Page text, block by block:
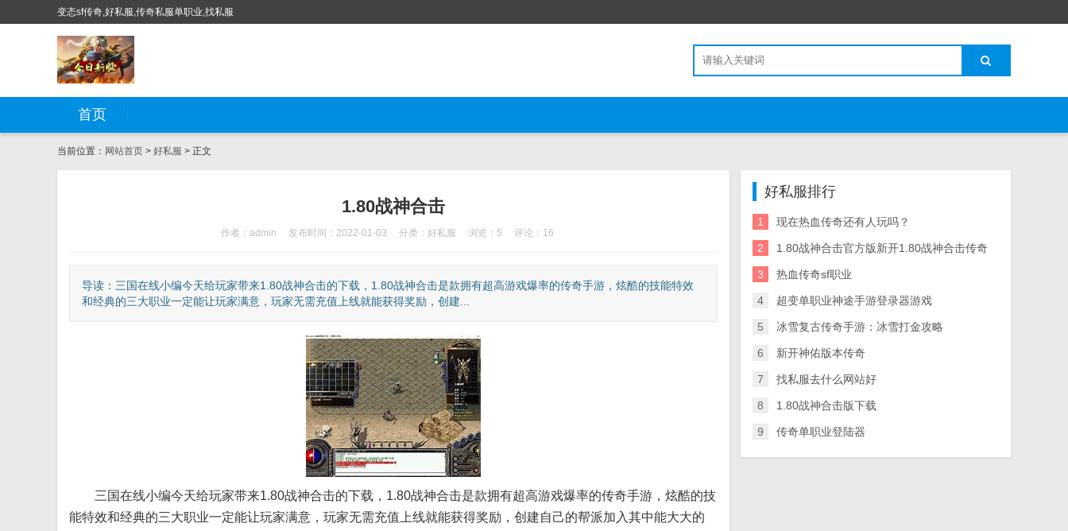
变态sf传奇,好私服,传奇私服单职业,找私服
首页
当前位置： 网站首页 > 好私服 > 正文
1.80战神合击
作者：admin 发布时间：2022-01-03 分类： 好私服 浏览：5 评论：16
导读：三国在线小编今天给玩家带来1.80战神合击的下载，1.80战神合击是款拥有超高游戏爆率的传奇手游，炫酷的技能特效
和经典的三大职业一定能让玩家满意，玩家无需充值上线就能获得奖励，创建...
三国在线小编今天给玩家带来1.80战神合击的下载，1.80战神合击是款拥有超高游戏爆率的传奇手游，炫酷的技
能特效和经典的三大职业一定能让玩家满意，玩家无需充值上线就能获得奖励，创建自己的帮派加入其中能大大的
好私服排行
1 现在热血传奇还有人玩吗？
2 1.80战神合击官方版新开1.80战神合击传奇
3 热血传奇sf职业
4 超变单职业神途手游登录器游戏
5 冰雪复古传奇手游：冰雪打金攻略
6 新开神佑版本传奇
7 找私服去什么网站好
8 1.80战神合击版下载
9 传奇单职业登陆器